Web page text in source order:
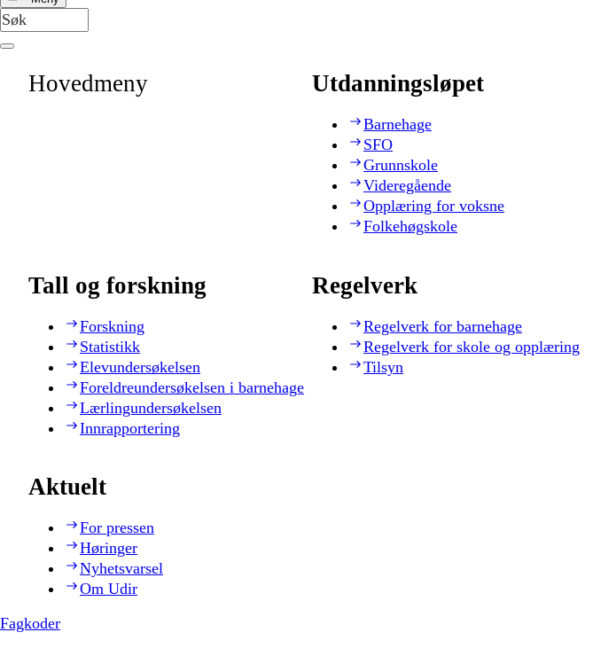
Hovedmeny Utdanningsløpet
Barnehage
SFO
Grunnskole
Videregående
Opplæring for voksne
Folkehøgskole
Tall og forskning
Forskning
Statistikk
Elevundersøkelsen
Foreldreundersøkelsen i barnehage
Lærlingundersøkelsen
Innrapportering
Regelverk
Regelverk for barnehage
Regelverk for skole og opplæring
Tilsyn
Aktuelt
For pressen
Høringer
Nyhetsvarsel
Om Udir
Fagkoder